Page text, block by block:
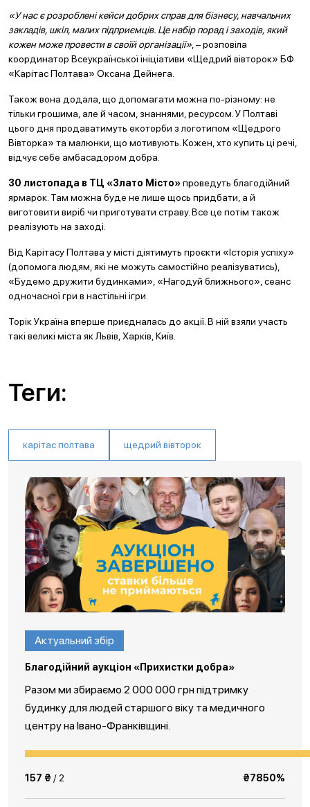
«У нас є розроблені кейси добрих справ для бізнесу, навчальних
закладів, шкіл, малих підприємців. Це набір порад і заходів, який
кожен може провести в своїй організації» , – розповіла
координатор Всеукраїнської ініціативи «Щедрий вівторок» БФ
«Карітас Полтава» Оксана Дейнега.
Також вона додала, що допомагати можна по-різному: не
тільки грошима, але й часом, знаннями, ресурсом. У Полтаві
цього дня продаватимуть екоторби з логотипом «Щедрого
Вівторка» та малюнки, що мотивують. Кожен, хто купить ці речі,
відчує себе амбасадором добра.
30 листопада в ТЦ «Злато Місто»проведуть благодійний
ярмарок. Там можна буде не лише щось придбати, а й
виготовити виріб чи приготувати страву. Все це потім також
реалізують на заході.
Від Карітасу Полтава у місті діятимуть проєкти «Історія успіху»
(допомога людям, які не можуть самостійно реалізуватись),
«Будемо дружити будинками», «Нагодуй ближнього», сеанс
одночасної гри в настільні ігри.
Торік Україна вперше приєдналась до акції. В ній взяли участь
такі великі міста як Львів, Харків, Київ.
Теги:
карітас полтава щедрий вівторок
Актуальний збір
Благодійний аукціон «Прихистки добра»
Разом ми збираємо 2 000 000 грн підтримку
будинку для людей старшого віку та медичного
центру на Івано-Франківщині.
157 ₴ / 2 ₴7850%